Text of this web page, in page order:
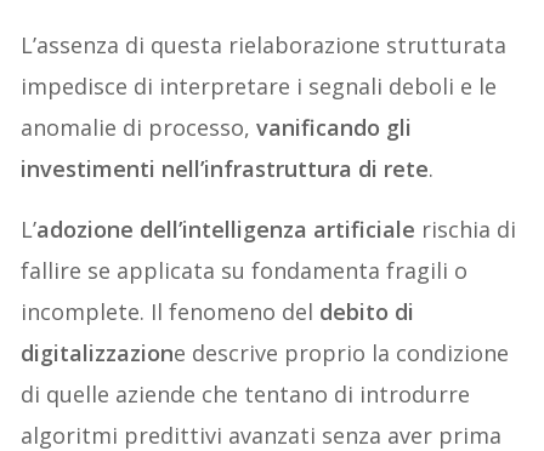
L’assenza di questa rielaborazione strutturata
impedisce di interpretare i segnali deboli e le
anomalie di processo,vanificando gli
investimenti nell’infrastruttura di rete.
L’adozione dell’intelligenza artificiale rischia di
fallire se applicata su fondamenta fragili o
incomplete. Il fenomeno del debito di
digitalizzazione descrive proprio la condizione
di quelle aziende che tentano di introdurre
algoritmi predittivi avanzati senza aver prima